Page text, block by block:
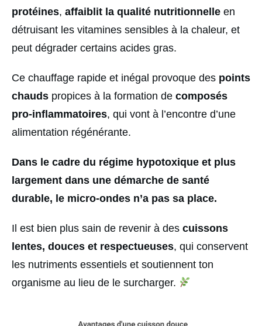
protéines, affaiblit la qualité nutritionnelle en
détruisant les vitamines sensibles à la chaleur, et
peut dégrader certains acides gras.
Ce chauffage rapide et inégal provoque des points
chauds propices à la formation de composés
pro-inflammatoires, qui vont à l’encontre d’une
alimentation régénérante.
Dans le cadre du régime hypotoxique et plus
largement dans une démarche de santé
durable, le micro-ondes n’a pas sa place.
Il est bien plus sain de revenir à des cuissons
lentes, douces et respectueuses, qui conservent
les nutriments essentiels et soutiennent ton
organisme au lieu de le surcharger.